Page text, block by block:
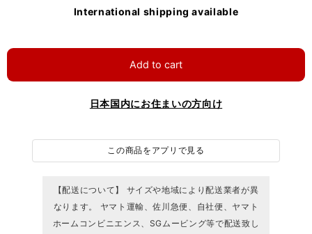
International shipping available
Add to cart
日本国内にお住まいの方向け
この商品をアプリで見る
【配送について】 サイズや地域により配送業者が異
なります。 ヤマト運輸、佐川急便、自社便、ヤマト
ホームコンビニエンス、SGムービング等で配送致し